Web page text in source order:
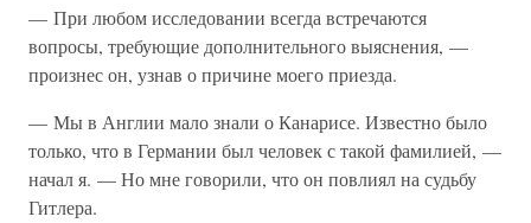
— При любом исследовании всегда встречаются
вопросы, требующие дополнительного выяснения, —
произнес он, узнав о причине моего приезда.
— Мы в Англии мало знали о Канарисе. Известно было
только, что в Германии был человек с такой фамилией, —
начал я. — Но мне говорили, что он повлиял на судьбу
Гитлера.